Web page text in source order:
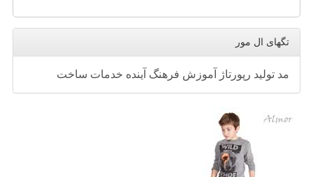
تگهای ال مور
مد تولید رپورتاژ آموزش فرهنگ آینده خدمات ساخت